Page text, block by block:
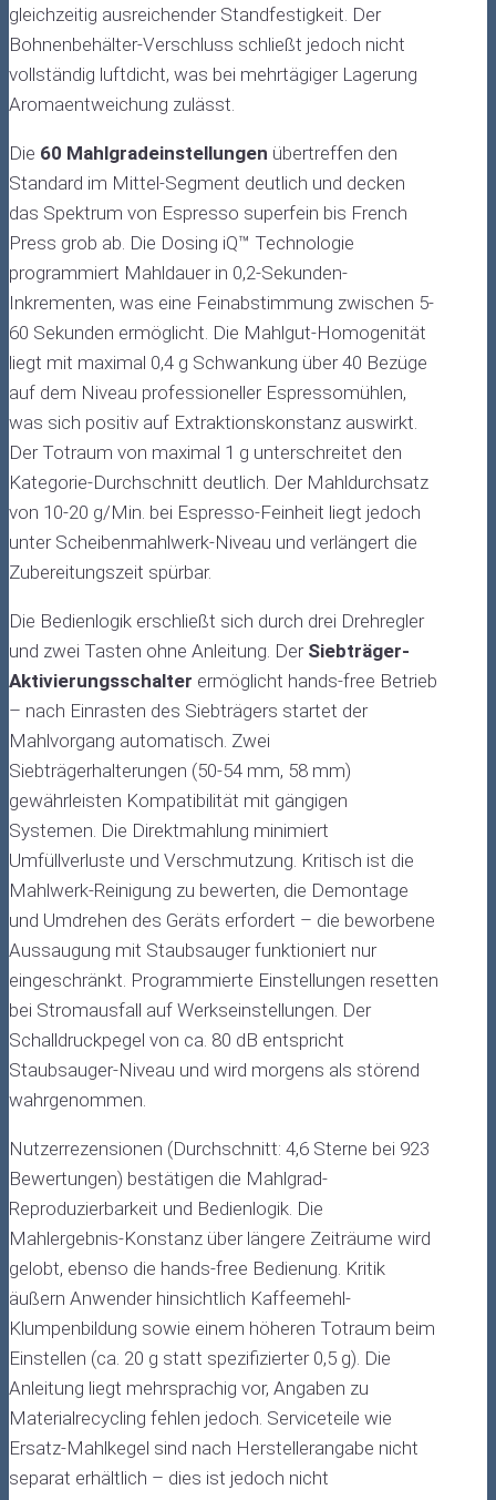
gleichzeitig ausreichender Standfestigkeit. Der
Bohnenbehälter-Verschluss schließt jedoch nicht
vollständig luftdicht, was bei mehrtägiger Lagerung
Aromaentweichung zulässt.
Die 60 Mahlgradeinstellungen übertreffen den
Standard im Mittel-Segment deutlich und decken
das Spektrum von Espresso superfein bis French
Press grob ab. Die Dosing iQ™ Technologie
programmiert Mahldauer in 0,2-Sekunden-
Inkrementen, was eine Feinabstimmung zwischen 5-
60 Sekunden ermöglicht. Die Mahlgut-Homogenität
liegt mit maximal 0,4 g Schwankung über 40 Bezüge
auf dem Niveau professioneller Espressomühlen,
was sich positiv auf Extraktionskonstanz auswirkt.
Der Totraum von maximal 1 g unterschreitet den
Kategorie-Durchschnitt deutlich. Der Mahldurchsatz
von 10-20 g/Min. bei Espresso-Feinheit liegt jedoch
unter Scheibenmahlwerk-Niveau und verlängert die
Zubereitungszeit spürbar.
Die Bedienlogik erschließt sich durch drei Drehregler
und zwei Tasten ohne Anleitung. Der Siebträger-
Aktivierungsschalter ermöglicht hands-free Betrieb
– nach Einrasten des Siebträgers startet der
Mahlvorgang automatisch. Zwei
Siebträgerhalterungen (50-54 mm, 58 mm)
gewährleisten Kompatibilität mit gängigen
Systemen. Die Direktmahlung minimiert
Umfüllverluste und Verschmutzung. Kritisch ist die
Mahlwerk-Reinigung zu bewerten, die Demontage
und Umdrehen des Geräts erfordert – die beworbene
Aussaugung mit Staubsauger funktioniert nur
eingeschränkt. Programmierte Einstellungen resetten
bei Stromausfall auf Werkseinstellungen. Der
Schalldruckpegel von ca. 80 dB entspricht
Staubsauger-Niveau und wird morgens als störend
wahrgenommen.
Nutzerrezensionen (Durchschnitt: 4,6 Sterne bei 923
Bewertungen) bestätigen die Mahlgrad-
Reproduzierbarkeit und Bedienlogik. Die
Mahlergebnis-Konstanz über längere Zeiträume wird
gelobt, ebenso die hands-free Bedienung. Kritik
äußern Anwender hinsichtlich Kaffeemehl-
Klumpenbildung sowie einem höheren Totraum beim
Einstellen (ca. 20 g statt spezifizierter 0,5 g). Die
Anleitung liegt mehrsprachig vor, Angaben zu
Materialrecycling fehlen jedoch. Serviceteile wie
Ersatz-Mahlkegel sind nach Herstellerangabe nicht
separat erhältlich – dies ist jedoch nicht